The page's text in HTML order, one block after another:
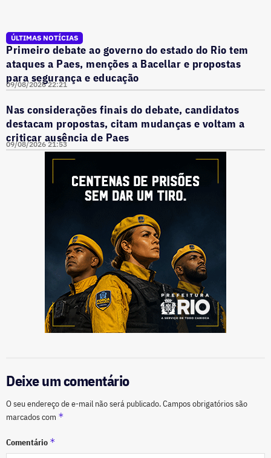
ÚLTIMAS NOTÍCIAS
Primeiro debate ao governo do estado do Rio tem
ataques a Paes, menções a Bacellar e propostas
para segurança e educação
09/08/2026 22:21
Nas considerações finais do debate, candidatos
destacam propostas, citam mudanças e voltam a
criticar ausência de Paes
09/08/2026 21:53
Deixe um comentário
O seu endereço de e-mail não será publicado.Campos obrigatórios são
marcados com *
Comentário *